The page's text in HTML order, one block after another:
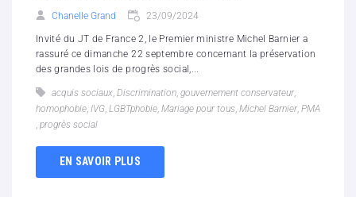
Chanelle Grand 23/09/2024
Invité du JT de France 2, le Premier ministre Michel Barnier a
rassuré ce dimanche 22 septembre concernant la préservation
des grandes lois de progrès social,...
acquis sociaux, Discrimination, gouvernement conservateur,
homophobie, IVG, LGBTphobie, Mariage pour tous, Michel Barnier, PMA
, progrès social
EN SAVOIR PLUS